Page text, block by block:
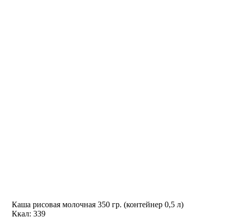
Каша рисовая молочная 350 гр. (контейнер 0,5 л)
Ккал: 339